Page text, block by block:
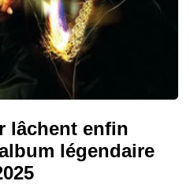
lâchent enfin
légendaire